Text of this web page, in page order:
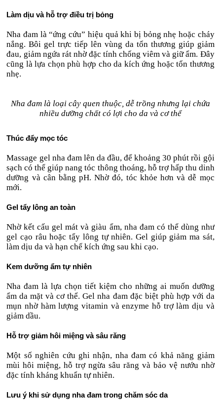
Làm dịu và hỗ trợ điều trị bỏng
Nha đam là “ứng cứu” hiệu quả khi bị bỏng nhẹ hoặc cháy
nắng. Bôi gel trực tiếp lên vùng da tổn thương giúp giảm
đau, giảm ngứa rát nhờ đặc tính chống viêm và giữ ẩm. Đây
cũng là lựa chọn phù hợp cho da kích ứng hoặc tổn thương
nhẹ.
Nha đam là loại cây quen thuộc, dễ trồng nhưng lại chứa
nhiều dưỡng chất có lợi cho da và cơ thể
Thúc đẩy mọc tóc
Massage gel nha đam lên da đầu, để khoảng 30 phút rồi gội
sạch có thể giúp nang tóc thông thoáng, hỗ trợ hấp thu dinh
dưỡng và cân bằng pH. Nhờ đó, tóc khỏe hơn và dễ mọc
mới.
Gel tẩy lông an toàn
Nhờ kết cấu gel mát và giàu ẩm, nha đam có thể dùng như
gel cạo râu hoặc tẩy lông tự nhiên. Gel giúp giảm ma sát,
làm dịu da và hạn chế kích ứng sau khi cạo.
Kem dưỡng ẩm tự nhiên
Nha đam là lựa chọn tiết kiệm cho những ai muốn dưỡng
ẩm da mặt và cơ thể. Gel nha đam đặc biệt phù hợp với da
mụn nhờ hàm lượng vitamin và enzyme hỗ trợ làm dịu và
giảm dầu.
Hỗ trợ giảm hôi miệng và sâu răng
Một số nghiên cứu ghi nhận, nha đam có khả năng giảm
mùi hôi miệng, hỗ trợ ngừa sâu răng và bảo vệ nướu nhờ
đặc tính kháng khuẩn tự nhiên.
Lưu ý khi sử dụng nha đam trong chăm sóc da